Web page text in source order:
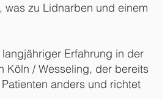
zu Lidnarben und einem
Erfahrung in der
Köln / Wesseling, der bereits
anders und richtet